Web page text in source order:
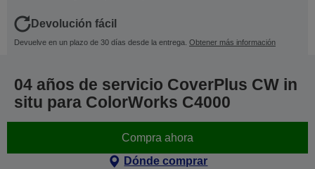
Devolución fácil
Devuelve en un plazo de 30 días desde la entrega. Obtener más información
04 años de servicio CoverPlus CW in
situ para ColorWorks C4000
Compra ahora
Dónde comprar